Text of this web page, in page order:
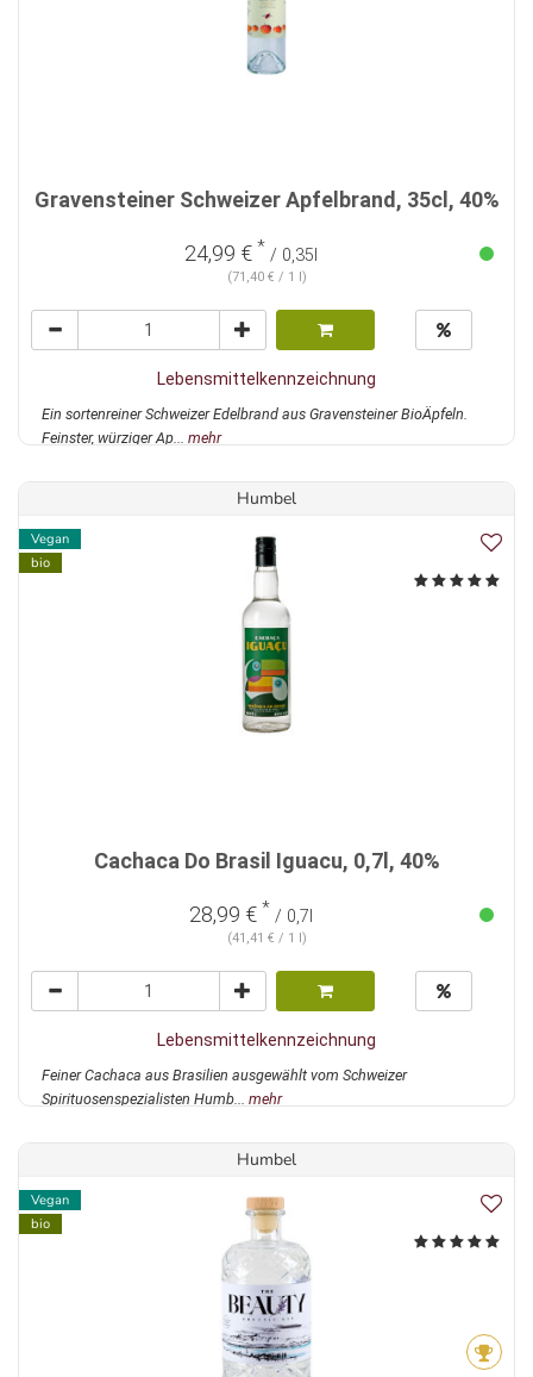
Gravensteiner Schweizer Apfelbrand, 35cl, 40%
24,99 € * / 0,35l
(71,40 € / 1 l)
Lebensmittelkennzeichnung
Ein sortenreiner Schweizer Edelbrand aus Gravensteiner BioÄpfeln.
Feinster, würziger Ap... mehr
Humbel
Vegan
bio
Cachaca Do Brasil Iguacu, 0,7l, 40%
28,99 € * / 0,7l
(41,41 € / 1 l)
Lebensmittelkennzeichnung
Feiner Cachaca aus Brasilien ausgewählt vom Schweizer
Spirituosenspezialisten Humb... mehr
Humbel
Vegan
bio